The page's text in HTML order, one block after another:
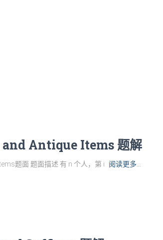
and Antique Items 题解
题面 题面描述 有 n 个人，第 i
阅读更多…